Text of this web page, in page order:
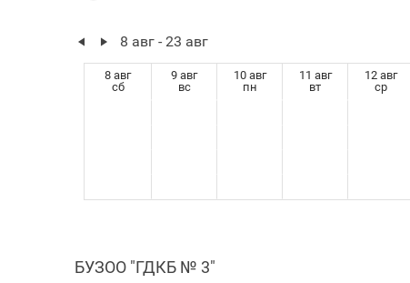
8 авг - 23 авг
8 авг
сб
9 авг
вс
10 авг
пн
11 авг
вт
12 авг
ср
БУЗОО "ГДКБ № 3"